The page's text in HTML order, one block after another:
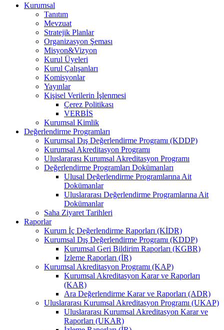
Kurumsal
Tanıtım
Mevzuat
Stratejik Planlar
Organizasyon Şeması
Misyon&Vizyon
Kurul Üyeleri
Kurul Çalışanları
Komisyonlar
Yayınlar
Kişisel Verilerin İşlenmesi
Çerez Politikası
VERBİS
Kurumsal Kimlik
Değerlendirme Programları
Kurumsal Dış Değerlendirme Programı (KDDP)
Kurumsal Akreditasyon Programı
Uluslararası Kurumsal Akreditasyon Programı
Değerlendirme Programları Dokümanları
Ulusal Değerlendirme Programlarına Ait
Dokümanlar
Uluslararası Değerlendirme Programlarına Ait
Dokümanlar
Saha Ziyaret Tarihleri
Raporlar
Kurum İç Değerlendirme Raporları (KİDR)
Kurumsal Dış Değerlendirme Programı (KDDP)
Kurumsal Geri Bildirim Raporları (KGBR)
İzleme Raporları (İR)
Kurumsal Akreditasyon Programı (KAP)
Kurumsal Akreditasyon Karar ve Raporları
(KAR)
Ara Değerlendirme Karar ve Raporları (ADR)
Uluslararası Kurumsal Akreditasyon Programı (UKAP)
Uluslararası Kurumsal Akreditasyon Karar ve
Raporları (UKAR)